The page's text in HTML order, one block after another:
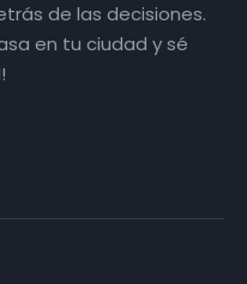
de las decisiones.
en tu ciudad y sé